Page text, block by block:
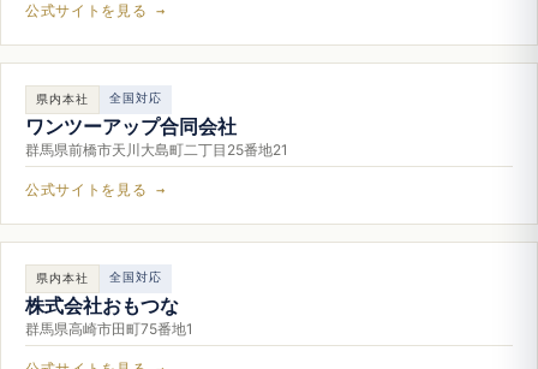
公式サイトを見る →
県内本社 全国対応
ワンツーアップ合同会社
群馬県前橋市天川大島町二丁目25番地21
公式サイトを見る →
県内本社 全国対応
株式会社おもつな
群馬県高崎市田町75番地1